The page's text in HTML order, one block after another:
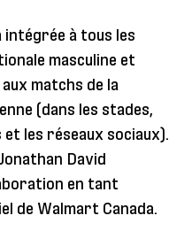
intégrée à tous les
masculine et
matchs de la
(dans les stades,
les réseaux sociaux).
David
en tant
de Walmart Canada.